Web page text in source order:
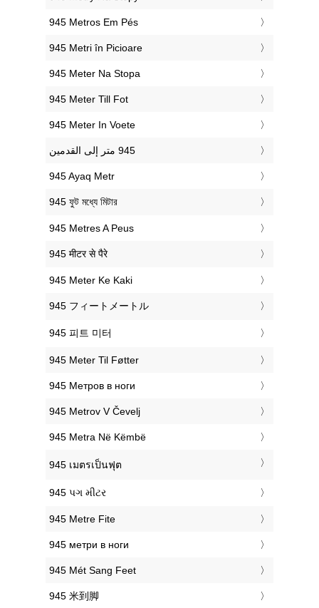
‎945 Metros Em Pés
‎945 Metri în Picioare
‎945 Meter Na Stopa
‎945 Meter Till Fot
‎945 Meter In Voete
‎945 Ayaq Metr
‎945 ফুট মধ্যে মিটার
‎945 Metres A Peus
‎945 मीटर से पैरे
‎945 Meter Ke Kaki
‎945 フィートメートル
‎945 피트 미터
‎945 Meter Til Føtter
‎945 Метров в ноги
‎945 Metrov V Čevelj
‎945 Metra Në Këmbë
‎945 เมตรเป็นฟุต
‎945 પગ મીટર
‎945 Metre Fite
‎945 метри в ноги
‎945 Mét Sang Feet
‎945 米到脚